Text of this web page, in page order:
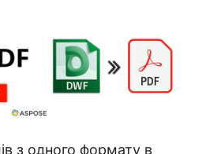
з одного формату в